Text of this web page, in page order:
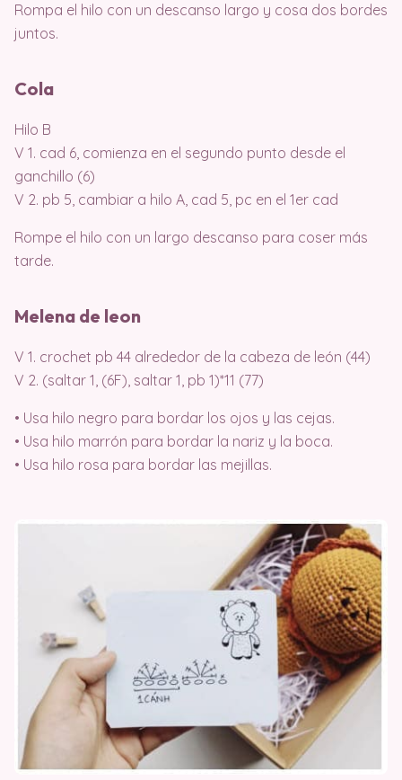
Rompa el hilo con un descanso largo y cosa dos bordes
juntos.
Cola
Hilo B
V 1. cad 6, comienza en el segundo punto desde el
ganchillo (6)
V 2. pb 5, cambiar a hilo A, cad 5, pc en el 1er cad
Rompe el hilo con un largo descanso para coser más
tarde.
Melena de leon
V 1. crochet pb 44 alrededor de la cabeza de león (44)
V 2. (saltar 1, (6F), saltar 1, pb 1)*11 (77)
• Usa hilo negro para bordar los ojos y las cejas.
• Usa hilo marrón para bordar la nariz y la boca.
• Usa hilo rosa para bordar las mejillas.